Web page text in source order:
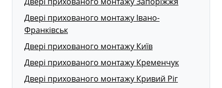
Двері прихованого монтажу Івано-
Франківськ
Двері прихованого монтажу Київ
Двері прихованого монтажу Кременчук
Двері прихованого монтажу Кривий Ріг